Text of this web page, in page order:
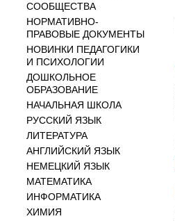
СООБЩЕСТВА
НОРМАТИВНО-
ПРАВОВЫЕ ДОКУМЕНТЫ
НОВИНКИ ПЕДАГОГИКИ
И ПСИХОЛОГИИ
ДОШКОЛЬНОЕ
ОБРАЗОВАНИЕ
НАЧАЛЬНАЯ ШКОЛА
РУССКИЙ ЯЗЫК
ЛИТЕРАТУРА
АНГЛИЙСКИЙ ЯЗЫК
НЕМЕЦКИЙ ЯЗЫК
МАТЕМАТИКА
ИНФОРМАТИКА
ХИМИЯ